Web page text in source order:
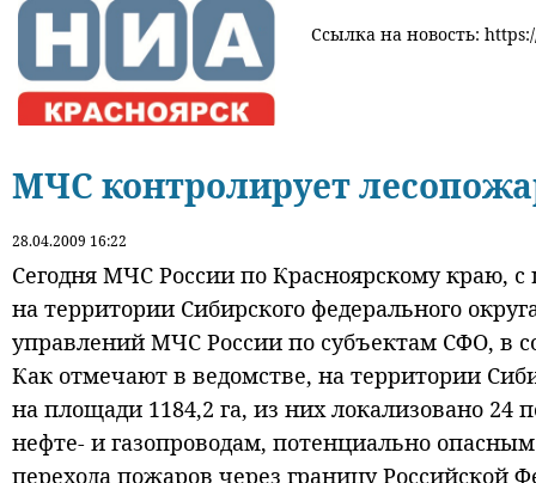
Ссылка на новость:
МЧС контролирует
28.04.2009 16:22
Сегодня МЧС России по Красноярскому краю,
на территории Сибирского федерального
управлений МЧС России по субъектам СФО, в
Как отмечают в ведомстве, на территории
на площади 1184,2 га, из них локализовано
нефте- и газопроводам, потенциально
перехода пожаров через границу Российской